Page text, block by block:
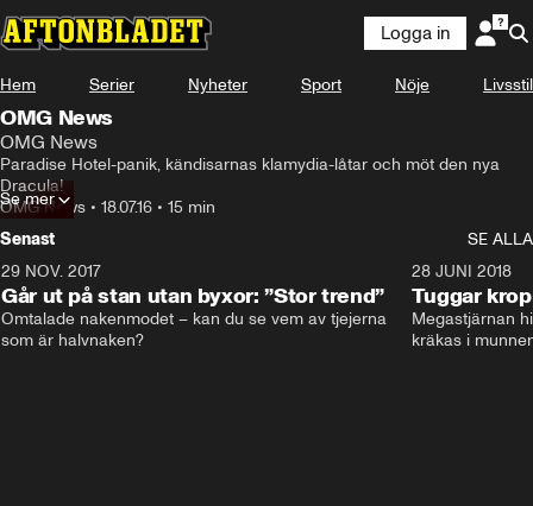
Logga in
Hem Serier Nyheter Sport Nöje Livsstil
OMG News
OMG News
Paradise Hotel-panik, kändisarnas klamydia-låtar och möt den nya
Dracula!
OMG News • 18.07.16 • 15 min
Se mer
Senast
SE ALLA
29 NOV. 2017
Går ut på stan utan byxor: ”Stor trend”
Omtalade nakenmodet – kan du se vem av tjejerna
som är halvnaken?
28 JUNI 2018
Tuggar
Megastjärnan
kräkas i